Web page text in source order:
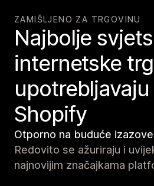
ZAMIŠLJENO ZA TRGOVINU
Najbolje
internetske
Shopify
Otporno na buduće izazove
Redovito se ažuriraju i
najnovijim značajkama